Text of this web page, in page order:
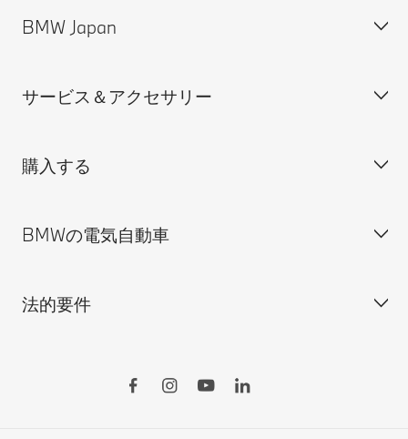
カスタマー・サポート＆お問い合わせ
見積依頼
ディーラー検索
BMW Japan
会社概要
BMW正規ディーラー採用情報
BMWのCSR活動
BMW Motorrad
サービス＆アクセサリー
BMW Service
BMW純正アクセサリー
BMWタイヤ＆ホイール
購入する
ご購入の前に
新車在庫検索
BMWの電気自動車
BMWの電気自動車
法的要件